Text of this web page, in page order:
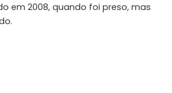
em 2008, quando foi preso, mas